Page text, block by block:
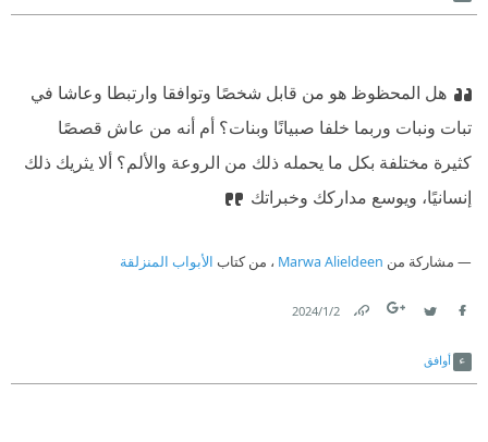
هل المحظوظ هو من قابل شخصًا وتوافقا وارتبطا وعاشا في
تبات ونبات وربما خلفا صبيانًا وبنات؟ أم أنه من عاش قصصًا
كثيرة مختلفة بكل ما يحمله ذلك من الروعة والألم؟ ألا يثريك ذلك
إنسانيًا، ويوسع مداركك وخبراتك
مشاركة من Marwa Alieldeen ، من كتاب الأبواب المنزلقة
2‏/1‏/2024
أوافق